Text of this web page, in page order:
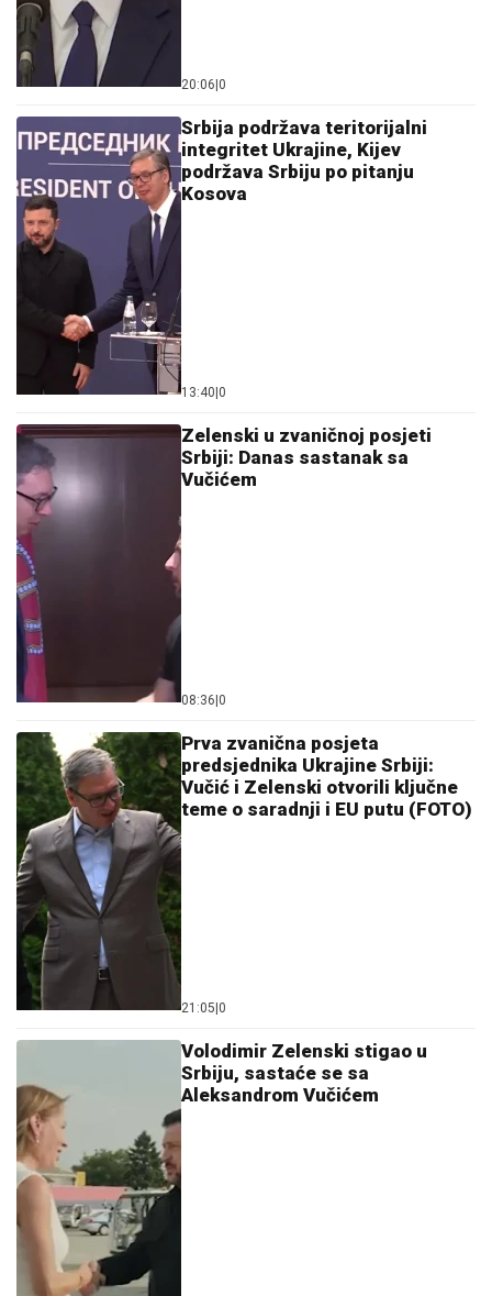
20:06 0
Srbija podržava teritorijalni
integritet Ukrajine, Kijev
podržava Srbiju po pitanju
Kosova
13:40 0
Zelenski u zvaničnoj posjeti
Srbiji: Danas sastanak sa
Vučićem
08:36 0
Prva zvanična posjeta
predsjednika Ukrajine Srbiji:
Vučić i Zelenski otvorili ključne
teme o saradnji i EU putu (FOTO)
21:05 0
Volodimir Zelenski stigao u
Srbiju, sastaće se sa
Aleksandrom Vučićem